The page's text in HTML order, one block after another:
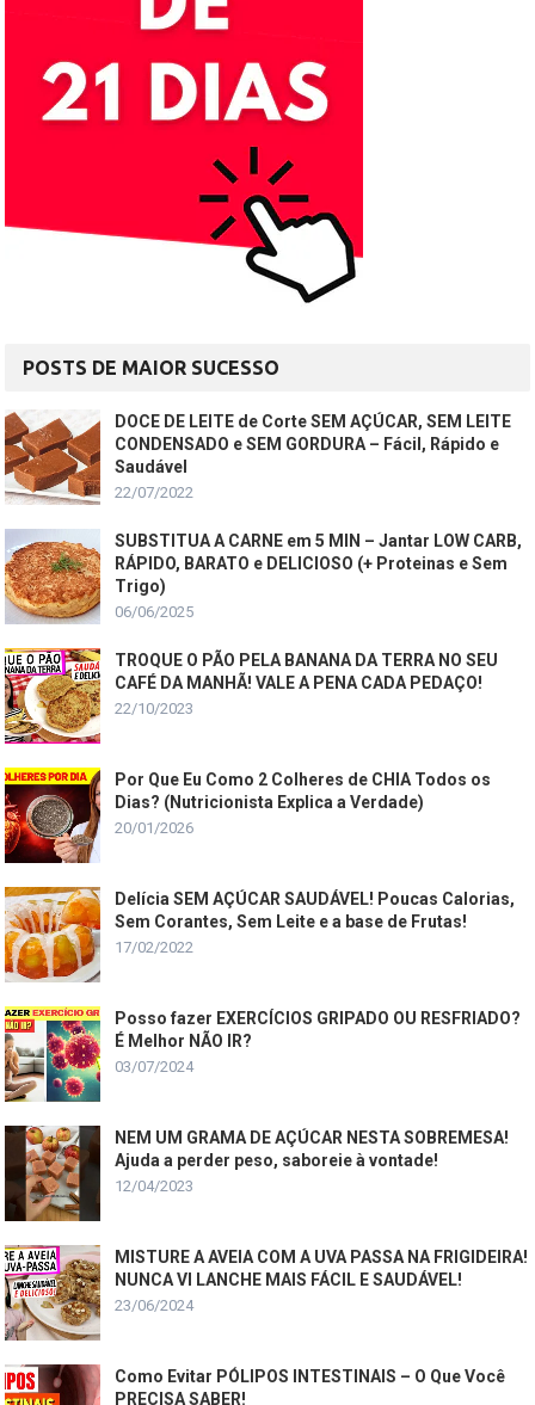
POSTS DE MAIOR SUCESSO
DOCE DE LEITE de Corte SEM AÇÚCAR, SEM LEITE
CONDENSADO e SEM GORDURA – Fácil, Rápido e
Saudável
22/07/2022
SUBSTITUA A CARNE em 5 MIN – Jantar LOW CARB,
RÁPIDO, BARATO e DELICIOSO (+ Proteinas e Sem
Trigo)
06/06/2025
TROQUE O PÃO PELA BANANA DA TERRA NO SEU
CAFÉ DA MANHÃ! VALE A PENA CADA PEDAÇO!
22/10/2023
Por Que Eu Como 2 Colheres de CHIA Todos os
Dias? (Nutricionista Explica a Verdade)
20/01/2026
Delícia SEM AÇÚCAR SAUDÁVEL! Poucas Calorias,
Sem Corantes, Sem Leite e a base de Frutas!
17/02/2022
Posso fazer EXERCÍCIOS GRIPADO OU RESFRIADO?
É Melhor NÃO IR?
03/07/2024
NEM UM GRAMA DE AÇÚCAR NESTA SOBREMESA!
Ajuda a perder peso, saboreie à vontade!
12/04/2023
MISTURE A AVEIA COM A UVA PASSA NA FRIGIDEIRA!
NUNCA VI LANCHE MAIS FÁCIL E SAUDÁVEL!
23/06/2024
Como Evitar PÓLIPOS INTESTINAIS – O Que Você
PRECISA SABER!